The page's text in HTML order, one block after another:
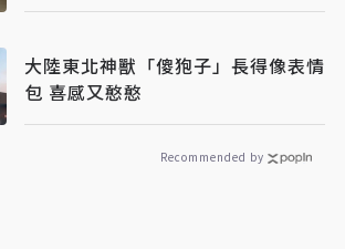
大陸東北神獸「傻狍子」長得像表情
包 喜感又憨憨
Recommended by